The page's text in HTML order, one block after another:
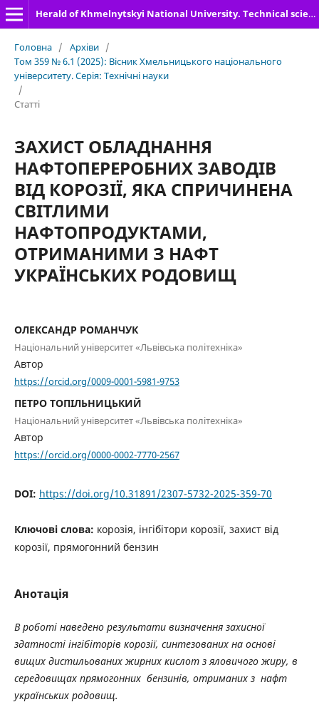
Herald of Khmelnytskyi National University. Technical sciences
Головна / Архіви /
Том 359 № 6.1 (2025): Вісник Хмельницького національного
університету. Серія: Технічні науки
/
Статті
ЗАХИСТ ОБЛАДНАННЯ
НАФТОПЕРЕРОБНИХ ЗАВОДІВ
ВІД КОРОЗІЇ, ЯКА СПРИЧИНЕНА
СВІТЛИМИ
НАФТОПРОДУКТАМИ,
ОТРИМАНИМИ З НАФТ
УКРАЇНСЬКИХ РОДОВИЩ
ОЛЕКСАНДР РОМАНЧУК
Національний університет «Львівська політехніка»
Автор
https://orcid.org/0009-0001-5981-9753
ПЕТРО ТОПІЛЬНИЦЬКИЙ
Національний університет «Львівська політехніка»
Автор
https://orcid.org/0000-0002-7770-2567
DOI: https://doi.org/10.31891/2307-5732-2025-359-70
Ключові слова: корозія, інгібітори корозії, захист від
корозії, прямогонний бензин
Анотація
В роботі наведено результати визначення захисної
здатності інгібіторів корозії, синтезованих на основі
вищих дистильованих жирних кислот з яловичого жиру, в
середовищах прямогонних бензинів, отриманих з нафт
українських родовищ.